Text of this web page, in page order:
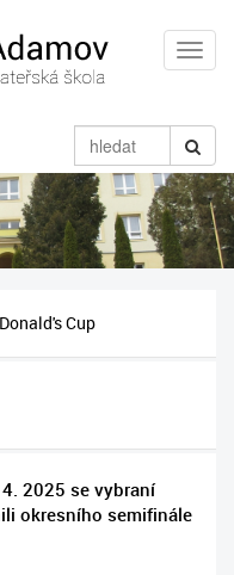
Cup
2025 se vybraní
okresního semifinále